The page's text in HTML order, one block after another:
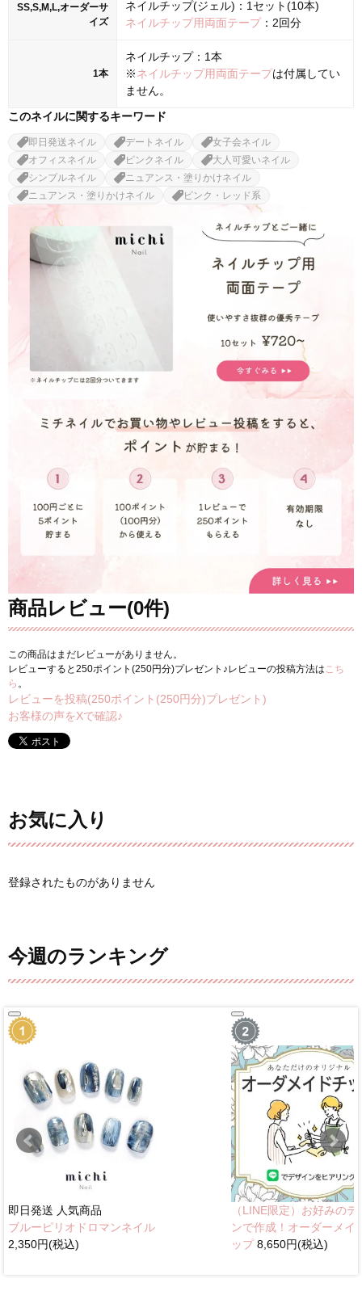
SS,S,M,L,オーダーサ
イズ
ネイルチップ(ジェル)：1セット(10本)
ネイルチップ用両面テープ：2回分
1本
ネイルチップ：1本
※ネイルチップ用両面テープは付属してい
ません。
このネイルに関するキーワード
即日発送ネイル デートネイル
女子会ネイル
オフィスネイル
ピンクネイル
大人可愛いネイル
シンプルネイル
ニュアンス・塗りかけネイル
ニュアンス・塗りかけネイル
ピンク・レッド系
商品レビュー(0件)
この商品はまだレビューがありません。
レビューすると250ポイント(250円分)プレゼント♪レビューの投稿方法は こち
ら 。
レビューを投稿(250ポイント(250円分)プレゼント)
お客様の声をXで確認♪
お気に入り
登録されたものがありません
今週のランキング
即日発送 人気商品
ブルーピリオドロマンネイル
2,350円(税込)
（LINE限定）お好みのデ
ンで作成！オーダーメイ
ップ8,650円(税込)